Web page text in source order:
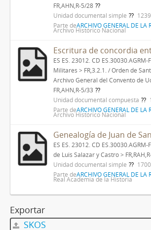
FR,AHN,R-5/28
Unidad documental simple
1239
Parte deARCHIVO GENERAL DE LA
Archivo Histórico Nacional
ES ES. 23012. CD ES.30030.AGRM-
Militares > FR,3.2.1. / Orden de
Archivo General del Convento de
FR,AHN,R-5/33
Unidad documental compuesta
Parte deARCHIVO GENERAL DE LA
Archivo Histórico Nacional
ES ES. 23012. CD
de Luis Salazar y Castro >
Unidad documental simple
Parte deARCHIVO GENERAL DE LA
Real Academia de la Historia
Exportar
SKOS